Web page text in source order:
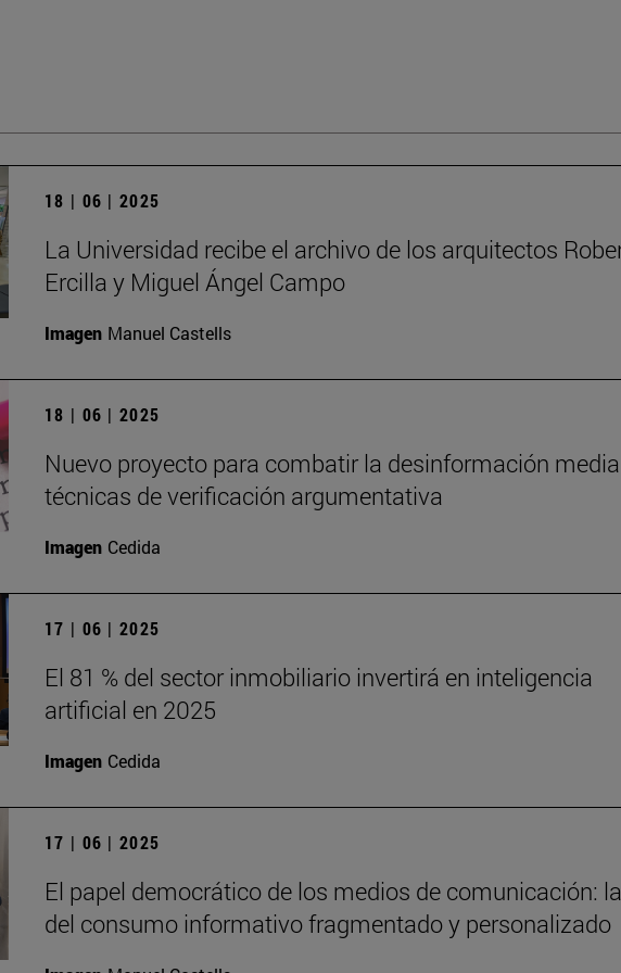
18 | 06 | 2025
La Universidad recibe el archivo de los arquitectos
Ercilla y Miguel Ángel Campo
Imagen Manuel Castells
18 | 06 | 2025
Nuevo proyecto para combatir la desinformación
técnicas de verificación argumentativa
Imagen Cedida
17 | 06 | 2025
El 81 % del sector inmobiliario invertirá en inteligencia
artificial en 2025
Imagen Cedida
17 | 06 | 2025
El papel democrático de los medios de comunicación:
del consumo informativo fragmentado y personalizado